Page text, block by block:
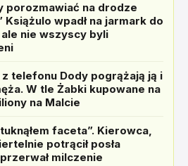
porozmawiać na drodze
Książulo wpadł na jarmark do
ale nie wszyscy byli
z telefonu Dody pogrążają ją i
W tle Żabki kupowane na
na Malcie
faceta”. Kierowca,
potrącił posła
milczenie